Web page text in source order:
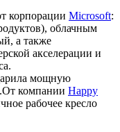
корпорации Microsoft:
облачным
а также
акселерации и
мощную
компании Happy
рабочее кресло